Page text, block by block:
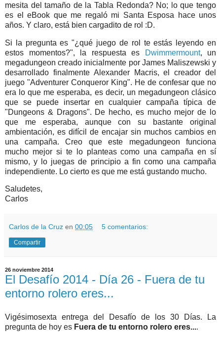
mesita del tamaño de la Tabla Redonda? No; lo que tengo
es el eBook que me regaló mi Santa Esposa hace unos
años. Y claro, está bien cargadito de rol :D.
Si la pregunta es "¿qué juego de rol te estás leyendo en
estos momentos?", la respuesta es
Dwimmermount, un
megadungeon creado inicialmente por James Maliszewski y
desarrollado finalmente Alexander Macris, el creador del
juego "Adventurer Conqueror King". He de confesar que no
era lo que me esperaba, es decir, un megadungeon clásico
que se puede insertar en cualquier campaña típica de
"Dungeons & Dragons". De hecho, es mucho mejor de lo
que me esperaba, aunque con su bastante original
ambientación, es difícil de encajar sin muchos cambios en
una campaña. Creo que este megadungeon funciona
mucho mejor si te lo planteas como una campaña en sí
mismo, y lo juegas de principio a fin como una campaña
independiente. Lo cierto es que me está gustando mucho.
Saludetes,
Carlos
Carlos de la Cruz en 00:05 5 comentarios:
Compartir
26 noviembre 2014
El Desafío 2014 - Día 26 - Fuera de tu
entorno rolero eres...
Vigésimosexta entrega del Desafío de los 30 Días. La
pregunta de hoy es Fuera de tu entorno rolero eres....